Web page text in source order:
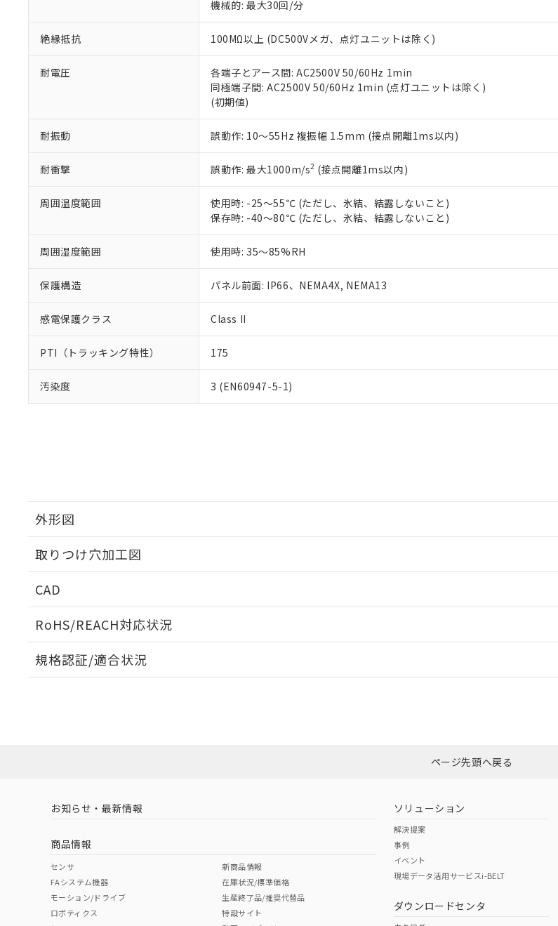
機械的: 最大30回/分
絶縁抵抗 100MΩ以上 (DC500Vメガ、点灯ユニットは除く)
耐電圧
各端子とアース間: AC2500V 50/60Hz 1min
同極端子間: AC2500V 50/60Hz 1min (点灯ユニットは除く)
(初期値)
耐振動 誤動作: 10～55Hz 複振幅 1.5mm (接点開離1ms以内)
耐衝撃 誤動作: 最大1000m/s2 (接点開離1ms以内)
周囲温度範囲
使用時: -25～55℃ (ただし、氷結、結露しないこと)
保存時: -40～80℃ (ただし、氷結、結露しないこと)
周囲湿度範囲 使用時: 35～85%RH
保護構造 パネル前面: IP66、NEMA4X, NEMA13
感電保護クラス Class II
PTI（トラッキング特性） 175
汚染度 3 (EN60947-5-1)
外形図
取りつけ穴加工図
CAD
RoHS/REACH対応状況
EU RoHS 注意事項・凡例
ダウンロードはこちら
中国 RoHS 注意事項・凡例
中国 RoHS表
Pb Hg Cr(VI)
規格認証/適合状況
また、RoHS指令のフタル酸エステル類４物質の対応では、対応完了
混在することから備考欄に対応日を記載しておりました。
既に当社にて対応品への在庫切替を完了していることから、特段のこ
り割愛しております。
ページ先頭へ戻る
お知らせ・最新情報
商品情報
センサ
FAシステム機器
モーション/ドライブ
ロボティクス
新商品情報
在庫状況/標準価格
生産終了品/推奨代替品
特設サイト
ソリューション
解決提案
事例
イベント
現場データ活用サービスi-BELT
ダウンロードセンタ